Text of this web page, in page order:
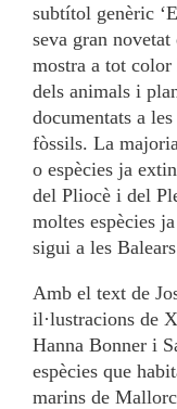
subtítol genèric
seva gran novetat
mostra a tot color
dels animals i
documentats a
fòssils. La
o espècies ja
del Pliocè i del
moltes espècies
sigui a les
Amb el text de
il·lustracions de
Hanna Bonner i
espècies que
marins de